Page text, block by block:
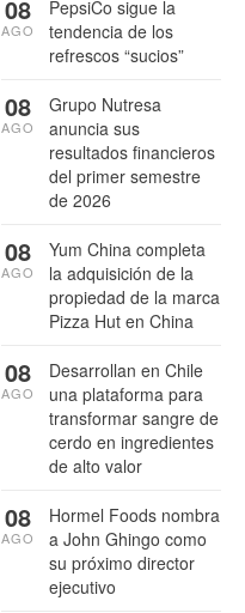
PepsiCo sigue la
tendencia de los
refrescos “sucios”
08
AGO
Grupo Nutresa
anuncia sus
resultados financieros
del primer semestre
de 2026
08
AGO
Yum China completa
la adquisición de la
propiedad de la marca
Pizza Hut en China
08
AGO
Desarrollan en Chile
una plataforma para
transformar sangre de
cerdo en ingredientes
de alto valor
08
AGO
Hormel Foods nombra
a John Ghingo como
su próximo director
ejecutivo
08
AGO